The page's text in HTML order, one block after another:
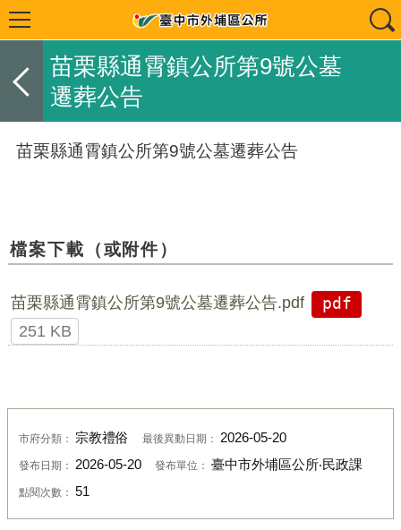
苗栗縣通霄鎮公所第9號公墓
遷葬公告
苗栗縣通霄鎮公所第9號公墓遷葬公告
檔案下載（或附件）
苗栗縣通霄鎮公所第9號公墓遷葬公告.pdf
pdf
251 KB
市府分類： 宗教禮俗 最後異動日期： 2026-05-20
發布日期： 2026-05-20 發布單位： 臺中市外埔區公所‧民政課
點閱次數： 51